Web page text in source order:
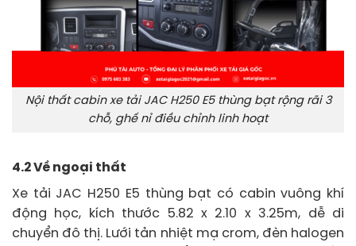
Nội thất cabin xe tải JAC H250 E5 thùng bạt rộng rãi 3
chỗ, ghế nỉ điều chỉnh linh hoạt
4.2 Về ngoại thất
Xe tải JAC H250 E5 thùng bạt có cabin vuông khí
động học, kích thước 5.82 x 2.10 x 3.25m, dễ di
chuyển đô thị. Lưới tản nhiệt mạ crom, đèn halogen